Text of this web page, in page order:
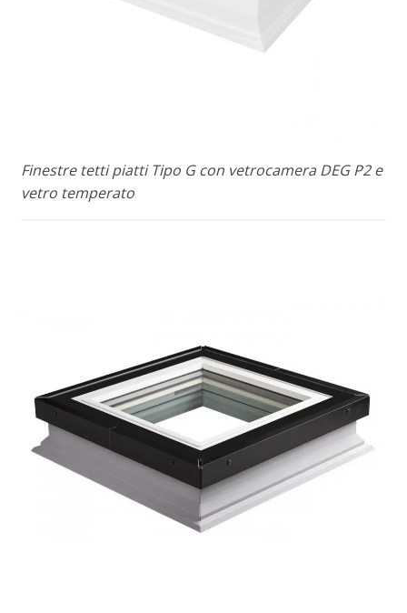
Finestre tetti piatti Tipo G con vetrocamera DEG P2 e
vetro temperato